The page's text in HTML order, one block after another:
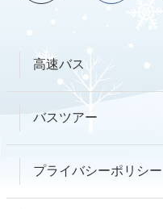
高速バス
バスツアー
プライバシーポリシー